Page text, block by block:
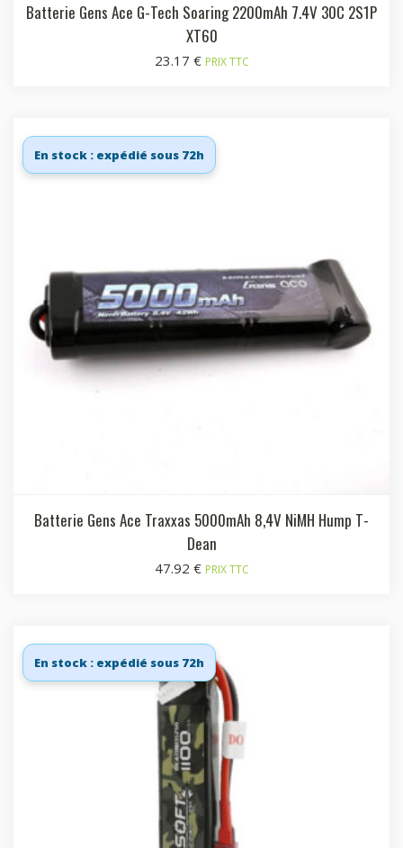
Batterie Gens Ace G-Tech Soaring 2200mAh 7.4V 30C 2S1P
XT60
23.17 € PRIX TTC
En stock : expédié sous 72h
Batterie Gens Ace Traxxas 5000mAh 8,4V NiMH Hump T-
Dean
47.92 € PRIX TTC
En stock : expédié sous 72h